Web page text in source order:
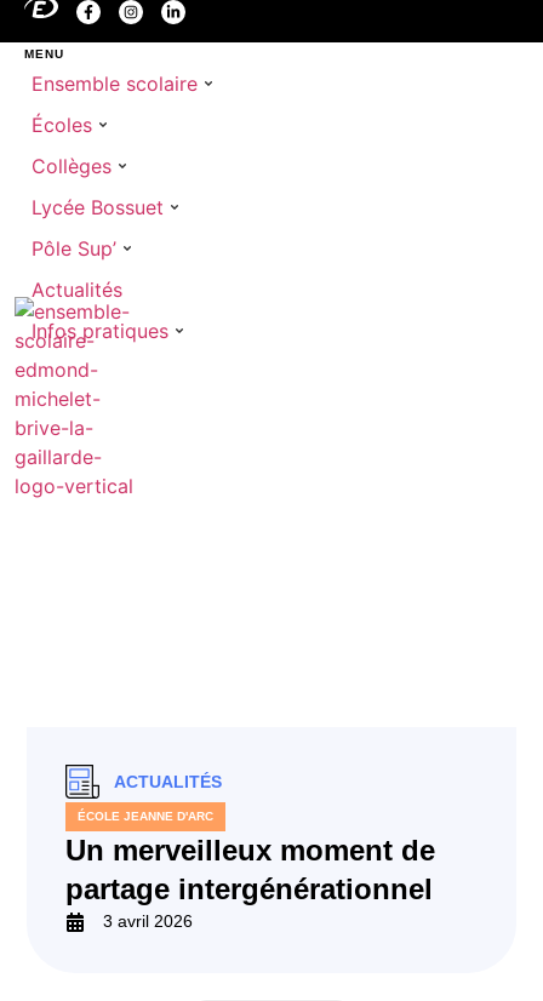
MENU
Ensemble scolaire
Écoles
Collèges
Lycée Bossuet
Pôle Sup’
Actualités
Infos pratiques
ACTUALITÉS
ÉCOLE JEANNE D'ARC
Un merveilleux moment de
partage intergénérationnel
3 avril 2026